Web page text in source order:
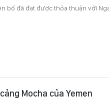
bố đã đạt được thỏa thuận với
Mocha của Yemen